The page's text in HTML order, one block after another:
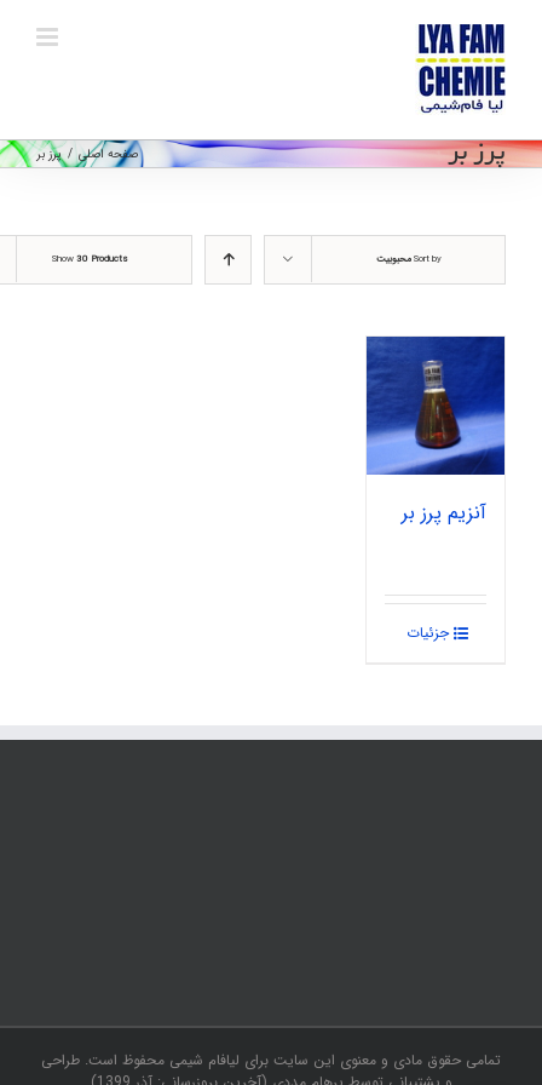
content
پرز بر صفحه اصلی / پرز بر
Sort byمحبوبیت Show30 Products
آنزیم پرز بر
جزئیات
تمامی حقوق مادی و معنوی این سایت برای لیافام شیمی محفوظ است. طراحی